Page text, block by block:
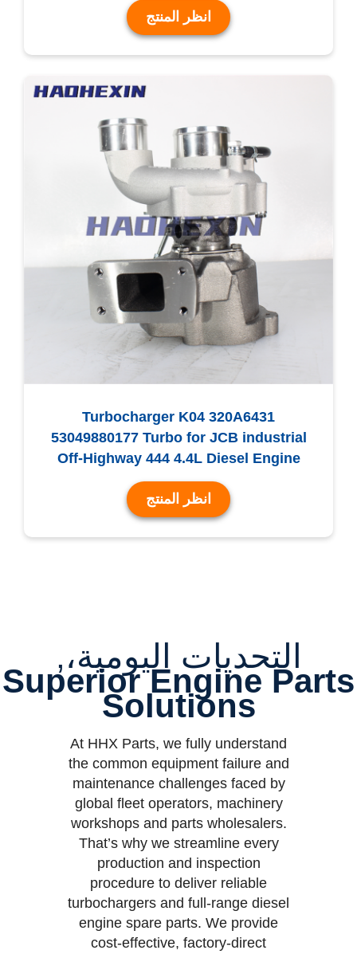
انظر المنتج
Turbocharger K04 320A6431
53049880177 Turbo for JCB industrial
Off-Highway 444 4.4L Diesel Engine
انظر المنتج
التحديات اليومية،,
Superior Engine Parts
Solutions
At HHX Parts, we fully understand
the common equipment failure and
maintenance challenges faced by
global fleet operators, machinery
workshops and parts wholesalers.
That’s why we streamline every
production and inspection
procedure to deliver reliable
turbochargers and full-range diesel
engine spare parts. We provide
cost-effective, factory-direct